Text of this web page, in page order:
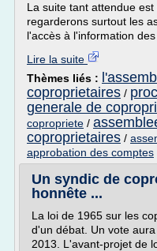
La suite tant attendue
regarderons surtout les
l'accès à l'information
Lire la suite
Thèmes liés :
coproprietaires /
generale de
copropriete /
coproprietaires /
approbation des comptes
Un syndic de
honnête ...
La loi de 1965 sur les
d'un débat. Un vote
2013. L'avant-projet de